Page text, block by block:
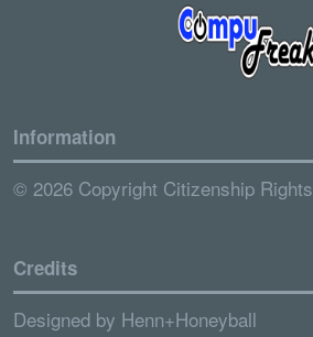
Information
© 2026 Copyright Citizenship
Credits
Designed by Henn+Honeyball